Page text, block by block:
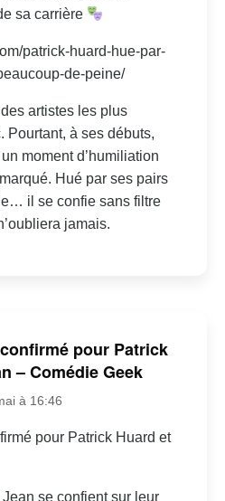
sa carrière
patrick-huard-hue-par-
de-peine/
des artistes les plus
Pourtant, à ses débuts,
moment d’humiliation
Hué par ses pairs
il se confie sans filtre
jamais.
pour Patrick
– Comédie Geek
à 16:46
pour Patrick Huard et
se confient sur leur